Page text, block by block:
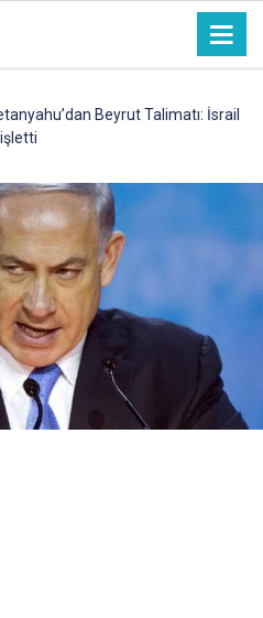
Beyrut Talimatı: İsrail